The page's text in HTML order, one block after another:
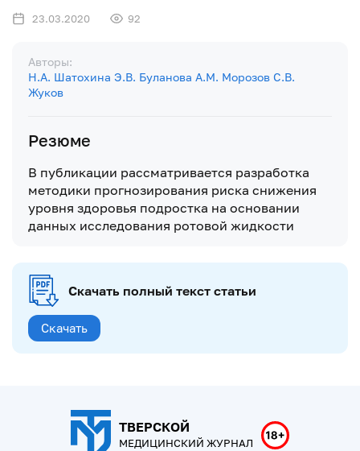
23.03.2020 92
Авторы:
Н.А. Шатохина Э.В. Буланова А.М. Морозов С.В.
Жуков
Резюме
В публикации рассматривается разработка
методики прогнозирования риска снижения
уровня здоровья подростка на основании
данных исследования ротовой жидкости
Скачать полный текст статьи
Скачать
ТВЕРСКОЙ
МЕДИЦИНСКИЙ ЖУРНАЛ